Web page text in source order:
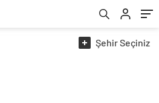
ŞehirSeçiniz